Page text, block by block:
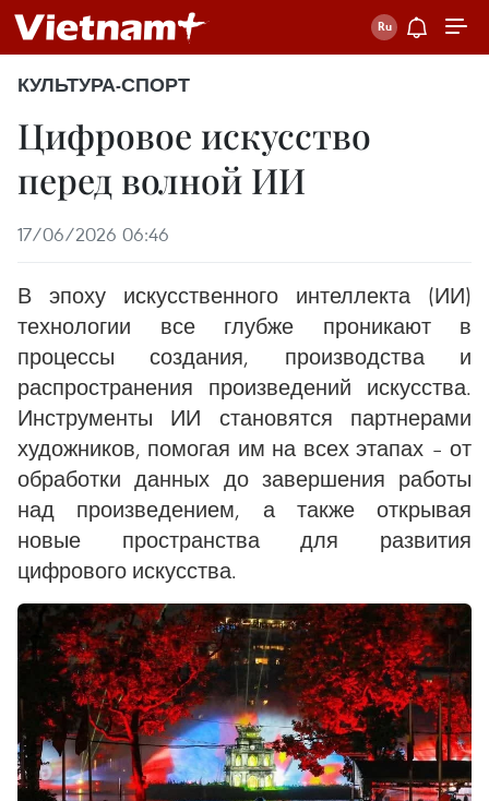
КУЛЬТУРА-СПОРТ
Цифровое искусство
перед волной ИИ
17/06/2026 06:46
В эпоху искусственного интеллекта (ИИ)
технологии все глубже проникают в
процессы создания, производства и
распространения произведений искусства.
Инструменты ИИ становятся партнерами
художников, помогая им на всех этапах – от
обработки данных до завершения работы
над произведением, а также открывая
новые пространства для развития
цифрового искусства.